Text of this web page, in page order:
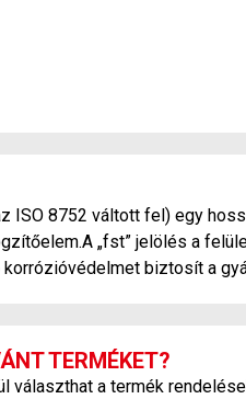
8752 váltott fel) egy
„fst” jelölés a
biztosít a
TERMÉKET?
választhat a termék